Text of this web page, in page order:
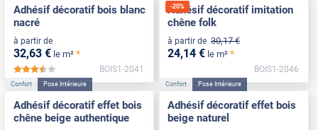
Adhésif décoratif bois blanc
nacré
à partir de
32,63 € le m² *
*****
BOIS1-2041
-20%
Adhésif décoratif imitation
chêne folk
à partir de 30,17 €
24,14 € le m² *
BOIS1-2046
Confort Pose Intérieure
Adhésif décoratif effet bois
chêne beige authentique
Confort Pose Intérieure
Adhésif décoratif effet bois
beige naturel